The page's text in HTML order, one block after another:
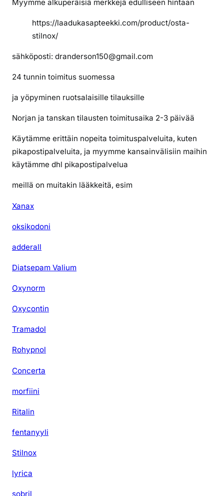
Myymme alkuperäisiä merkkejä edulliseen hintaan
https://laadukasapteekki.com/product/osta-
stilnox/
sähköposti: dranderson150@gmail.com
24 tunnin toimitus suomessa
ja yöpyminen ruotsalaisille tilauksille
Norjan ja tanskan tilausten toimitusaika 2-3 päivää
Käytämme erittäin nopeita toimituspalveluita, kuten
pikapostipalveluita, ja myymme kansainvälisiin maihin
käytämme dhl pikapostipalvelua
meillä on muitakin lääkkeitä, esim
Xanax
oksikodoni
adderall
Diatsepam Valium
Oxynorm
Oxycontin
Tramadol
Rohypnol
Concerta
morfiini
Ritalin
fentanyyli
Stilnox
lyrica
sobril